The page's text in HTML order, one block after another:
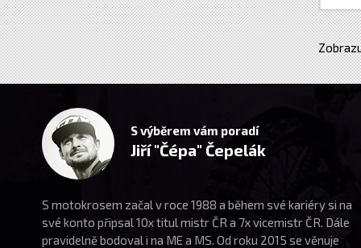
S výběrem vám poradí
Jiří "Čépa" Čepelák
S motokrosem začal v roce 1988 a během své kariéry si na
své konto připsal 10x titul mistr ČR a 7x vicemistr ČR. Dále
pravidelně bodoval i na ME a MS. Od roku 2015 se věnuje